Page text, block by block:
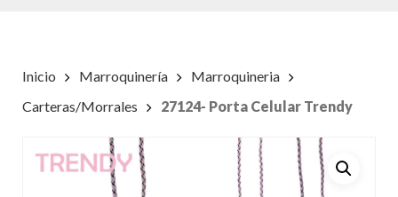
Inicio Marroquinería
Marroquineria
Carteras/Morrales
27124- Porta Celular Trendy